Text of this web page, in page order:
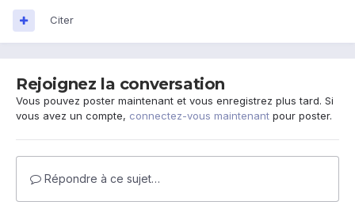
Citer
Rejoignez la conversation
Vous pouvez poster maintenant et vous enregistrez plus tard. Si
vous avez un compte, connectez-vous maintenant pour poster.
Répondre à ce sujet…